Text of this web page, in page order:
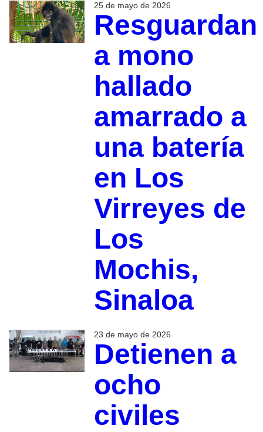
25 de mayo de 2026
Resguardan
a mono
hallado
amarrado a
una batería
en Los
Virreyes de
Los
Mochis,
Sinaloa
23 de mayo de 2026
Detienen a
ocho
civiles